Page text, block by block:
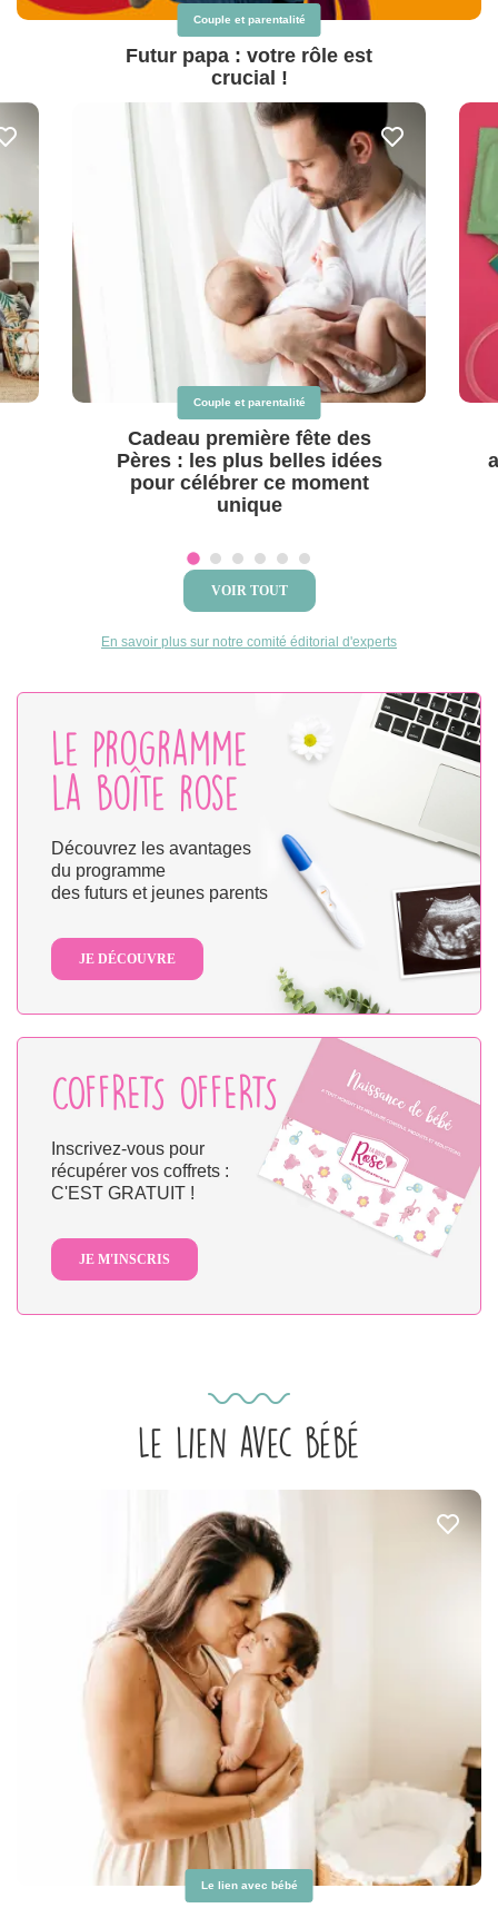
Couple et parentalité
Futur papa : votre rôle est
crucial !
Couple et parentalité
Cadeau première fête des
Pères : les plus belles idées
pour célébrer ce moment
unique
VOIR TOUT
En savoir plus sur notre comité éditorial d'experts
Le programme
la boîte rose
Découvrez les avantages
du programme
des futurs et jeunes parents
JE DÉCOUVRE
COFFRETS OFFERTS
Inscrivez-vous pour
récupérer vos coffrets :
C'EST GRATUIT !
JE M'INSCRIS
Le lien avec bébé
Le lien avec bébé